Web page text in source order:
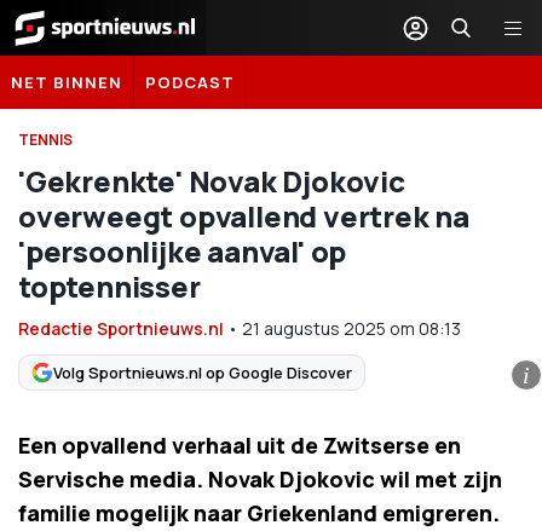
Sportnieuws.nl
NET BINNEN PODCAST
TENNIS
'Gekrenkte' Novak Djokovic
overweegt opvallend vertrek na
'persoonlijke aanval' op
toptennisser
Redactie Sportnieuws.nl • 21 augustus 2025 om 08:13
Volg Sportnieuws.nl op Google Discover i
Een opvallend verhaal uit de Zwitserse en
Servische media. Novak Djokovic wil met zijn
familie mogelijk naar Griekenland emigreren.